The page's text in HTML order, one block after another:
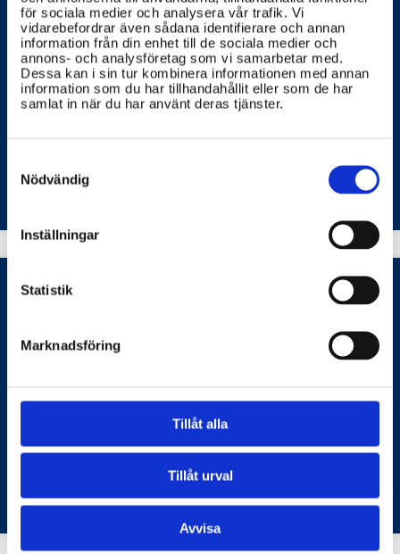
för sociala medier och analysera vår trafik. Vi
vidarebefordrar även sådana identifierare och annan
information från din enhet till de sociala medier och
annons- och analysföretag som vi samarbetar med.
Dessa kan i sin tur kombinera informationen med annan
information som du har tillhandahållit eller som de har
samlat in när du har använt deras tjänster.
Selection
Nödvändig
Inställningar
Statistik
Marknadsföring
Tillåt alla
Tillåt urval
Avvisa
Vad gör jag om jag hittar en gammal
brandvarnare eller annan utrustning
som innehåller radioaktiva ämnen?
Det är viktigt att hantera radioaktiva ämnen med
försiktighet. Kontakta omedelbart den lokala
MYNDIGHETEN FÖR CIVILT FÖRSVAR
röntgenstrålning och laser i vården?
diagnostisera och behandla olika sjukdomar och